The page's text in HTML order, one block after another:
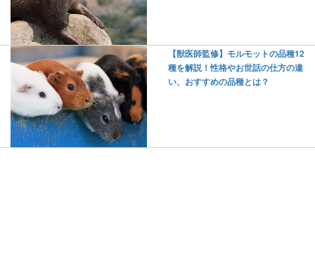
【獣医師監修】モルモットの品種12
種を解説！性格やお世話の仕方の違
い、おすすめの品種とは？